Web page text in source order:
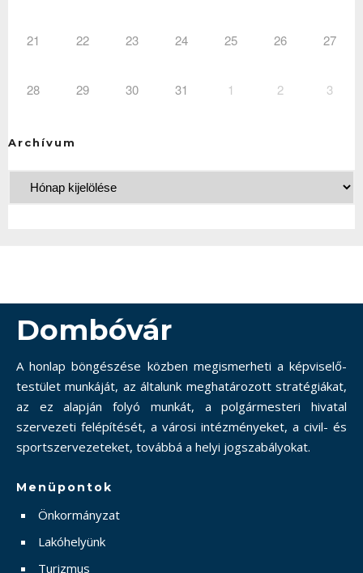
21 22 23 24 25 26 27
28 29 30 31 1 2 3
Archívum
Dombóvár
A honlap böngészése közben megismerheti a képviselő-
testület munkáját, az általunk meghatározott stratégiákat,
az ez alapján folyó munkát, a polgármesteri hivatal
szervezeti felépítését, a városi intézményeket, a civil- és
sportszervezeteket, továbbá a helyi jogszabályokat.
Menüpontok
Önkormányzat
Lakóhelyünk
Turizmus